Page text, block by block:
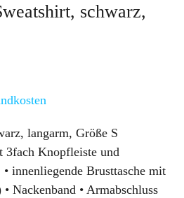
schwarz,
langarm, Größe S
3fach Knopfleiste und
innenliegende Brusttasche mit
Nackenband • Armabschluss